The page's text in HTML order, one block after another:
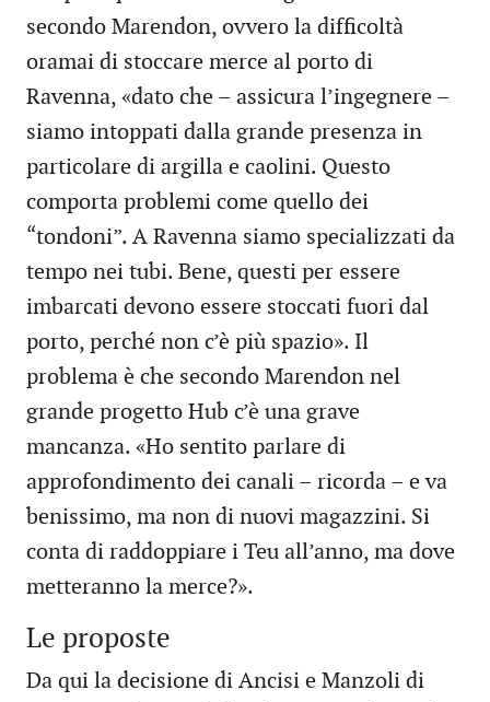
secondo Marendon, ovvero la difficoltà
oramai di stoccare merce al porto di
Ravenna, «dato che – assicura l’ingegnere –
siamo intoppati dalla grande presenza in
particolare di argilla e caolini. Questo
comporta problemi come quello dei
“tondoni”. A Ravenna siamo specializzati da
tempo nei tubi. Bene, questi per essere
imbarcati devono essere stoccati fuori dal
porto, perché non c’è più spazio». Il
problema è che secondo Marendon nel
grande progetto Hub c’è una grave
mancanza. «Ho sentito parlare di
approfondimento dei canali – ricorda – e va
benissimo, ma non di nuovi magazzini. Si
conta di raddoppiare i Teu all’anno, ma dove
metteranno la merce?».
Le proposte
Da qui la decisione di Ancisi e Manzoli di